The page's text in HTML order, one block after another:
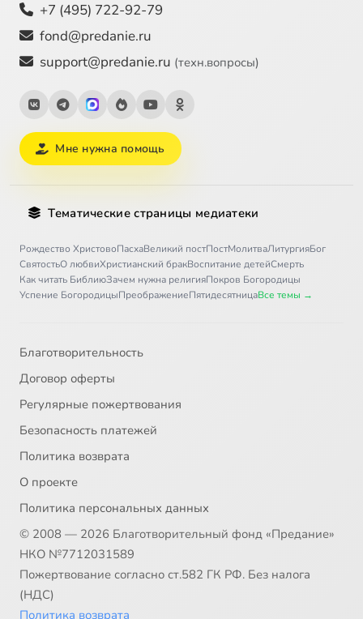
+7 (495) 722-92-79
fond@predanie.ru
support@predanie.ru (техн.вопросы)
Мне нужна помощь
Тематические страницы медиатеки
Рождество ХристовоПасхаВеликий постПостМолитваЛитургияБог
СвятостьО любвиХристианский бракВоспитание детейСмерть
Как читать БиблиюЗачем нужна религияПокров Богородицы
Успение БогородицыПреображениеПятидесятницаВсе темы →
Благотворительность
Договор оферты
Регулярные пожертвования
Безопасность платежей
Политика возврата
О проекте
Политика персональных данных
© 2008 — 2026 Благотворительный фонд «Предание»
НКО №7712031589
Пожертвование согласно ст.582 ГК РФ. Без налога
(НДС)
Политика возврата